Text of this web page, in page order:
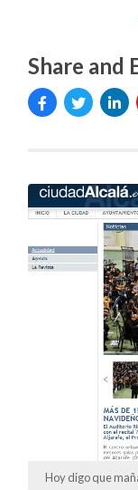
Share and
Hoy digo que